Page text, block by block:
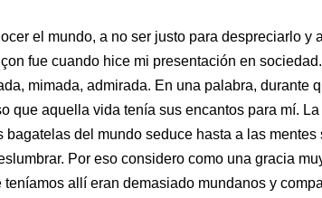
el mundo, a no ser justo para despreciarlo y
fue cuando hice mi presentación en
mimada, admirada. En una palabra, durante
que aquella vida tenía sus encantos para mí.
del mundo seduce hasta a las mentes
Por eso considero como una gracia
allí eran demasiado mundanos y